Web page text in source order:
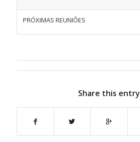
PRÓXIMAS REUNIÕES
Share this entry